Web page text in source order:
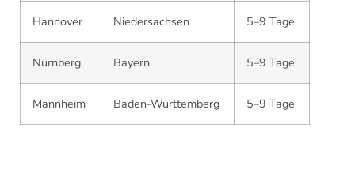
Hannover Niedersachsen 5–9 Tage
Nürnberg Bayern 5–9 Tage
Mannheim Baden-Württemberg 5–9 Tage